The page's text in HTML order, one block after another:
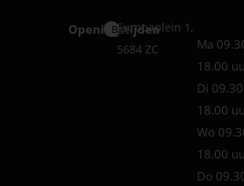
Openingstijden
Best
Europaplein 1,
5684 ZC
Ma
18.00
Di
18.00
Wo
18.00
Do